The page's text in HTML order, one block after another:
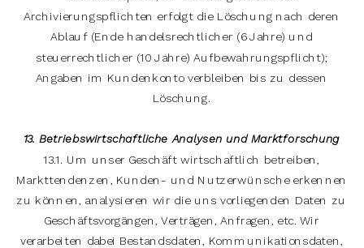
Archivierungspflichten erfolgt die Löschung nach deren
Ablauf (Ende handelsrechtlicher (6 Jahre) und
steuerrechtlicher (10 Jahre) Aufbewahrungspflicht);
Angaben im Kundenkonto verbleiben bis zu dessen
Löschung.
13. Betriebswirtschaftliche Analysen und Marktforschung
13.1. Um unser Geschäft wirtschaftlich betreiben,
Markttendenzen, Kunden- und Nutzerwünsche erkennen
zu können, analysieren wir die uns vorliegenden Daten zu
Geschäftsvorgängen, Verträgen, Anfragen, etc. Wir
verarbeiten dabei Bestandsdaten, Kommunikationsdaten,